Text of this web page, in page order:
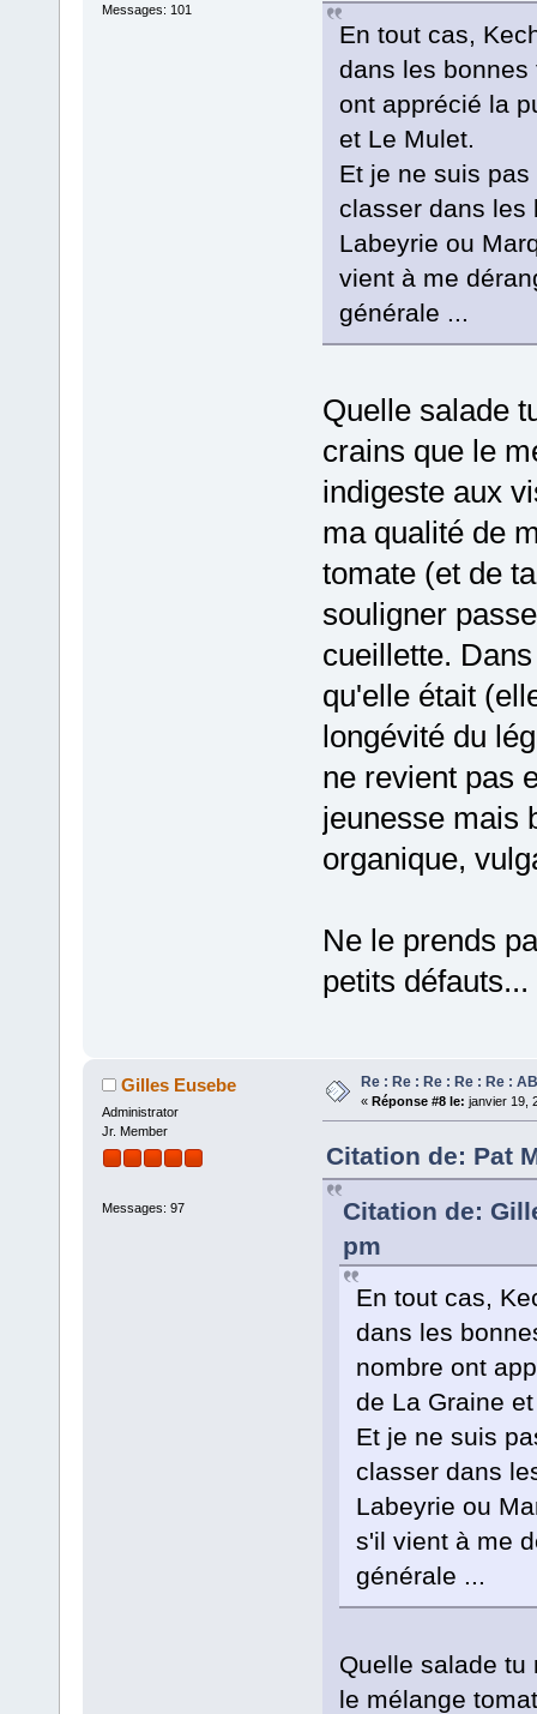
Messages: 101
En tout cas,
dans les bonnes
ont apprécié la
et Le Mulet.
Et je ne suis
classer dans les
Labeyrie ou
vient à me
générale ...
Quelle salade
crains que le
indigeste aux
ma qualité de
tomate (et de
souligner
cueillette.
qu'elle était
longévité du
ne revient pas
jeunesse mais
organique,
Ne le prends
petits défauts...
Gilles Eusebe
Administrator
Jr. Member
Messages: 97
Re : Re : Re : Re : Re :
« Réponse #8 le: janvier 19,
Citation de: Pat
Citation de:
pm
En tout cas,
dans les
nombre ont
de La Graine
Et je ne suis
classer dans
Labeyrie ou
s'il vient à me
générale ...
Quelle salade tu
le mélange